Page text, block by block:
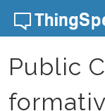
Skip to content
Public